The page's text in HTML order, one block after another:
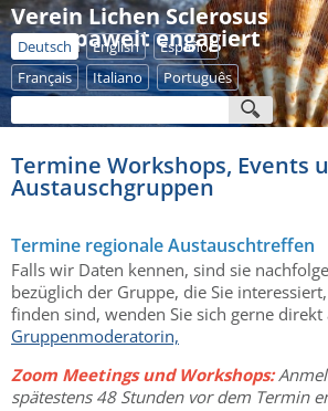
Verein Lichen Sclerosus
- europaweit engagiert
Deutsch English
Español
Français
Italiano Português
Termine Workshops, Events
Austauschgruppen
Termine regionale Austauschtreffen
Falls wir Daten kennen, sind sie
bezüglich der Gruppe, die Sie
finden sind, wenden Sie sich gerne
Gruppenmoderatorin,
Zoom Meetings und Workshops:
spätestens 48 Stunden vor dem Termin